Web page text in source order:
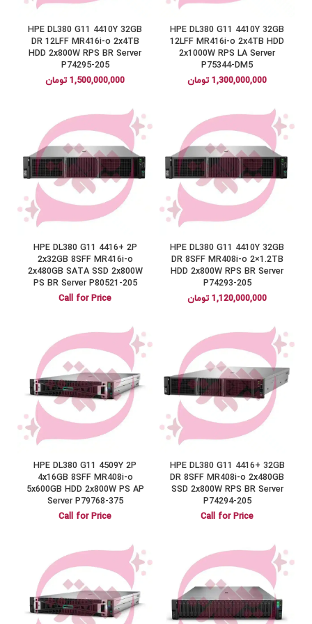
HPE DL380 G11 4410Y 32GB
12LFF MR416i-o 2x4TB HDD
2x1000W RPS LA Server
P75344-DM5
1,300,000,000 تومان
HPE DL380 G11 4410Y 32GB
DR 12LFF MR416i-o 2x4TB
HDD 2x800W RPS BR Server
P74295-205
1,500,000,000 تومان
HPE DL380 G11 4410Y 32GB
DR 8SFF MR408i-o 2×1.2TB
HDD 2x800W RPS BR Server
P74293-205
1,120,000,000 تومان
HPE DL380 G11 4416+ 2P
2x32GB 8SFF MR416i-o
2x480GB SATA SSD 2x800W
PS BR Server P80521-205
Call for Price
HPE DL380 G11 4416+ 32GB
DR 8SFF MR408i-o 2x480GB
SSD 2x800W RPS BR Server
P74294-205
Call for Price
HPE DL380 G11 4509Y 2P
4x16GB 8SFF MR408i-o
5x600GB HDD 2x800W PS AP
Server P79768-375
Call for Price